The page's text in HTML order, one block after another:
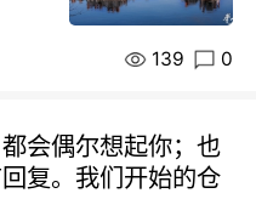
139 0
会偶尔想起你；也
复。我们开始的仓